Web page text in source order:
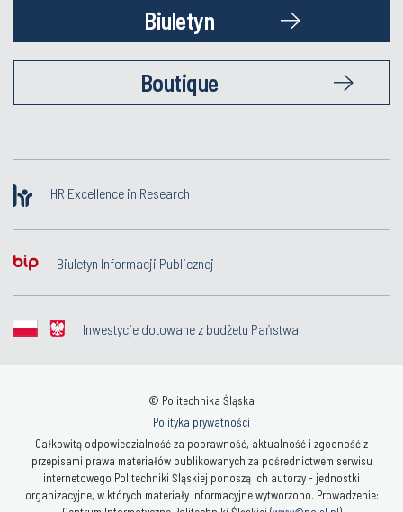
Biuletyn
Boutique
HR Excellence in Research
Biuletyn Informacji Publicznej
Inwestycje dotowane z budżetu Państwa
© Politechnika Śląska
Polityka prywatności
Całkowitą odpowiedzialność za poprawność, aktualność i zgodność z
przepisami prawa materiałów publikowanych za pośrednictwem serwisu
internetowego Politechniki Śląskiej ponoszą ich autorzy - jednostki
organizacyjne, w których materiały informacyjne wytworzono. Prowadzenie: